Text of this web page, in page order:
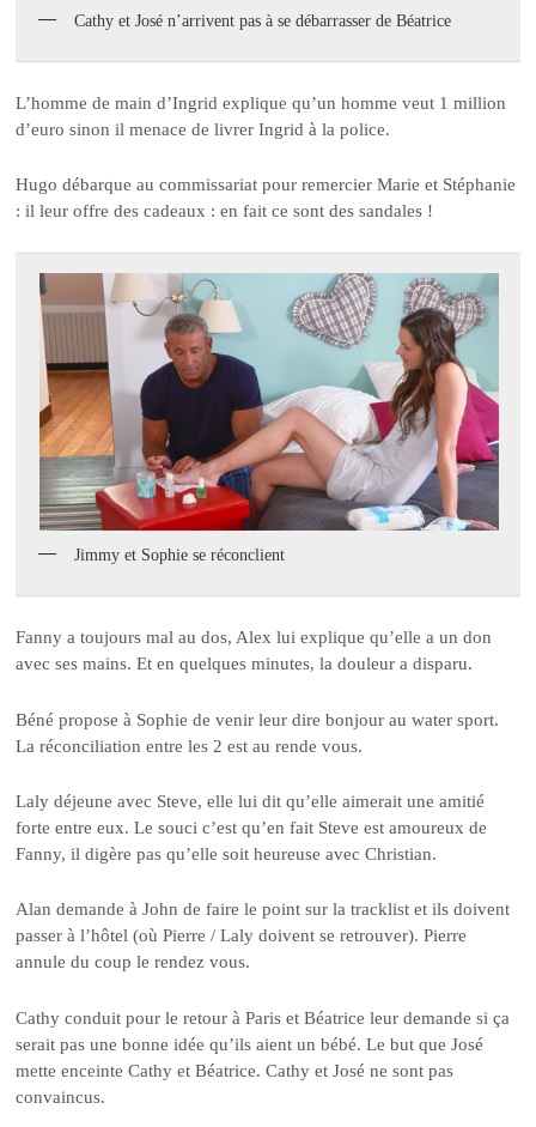
Cathy et José n’arrivent pas à se débarrasser de Béatrice
L’homme de main d’Ingrid explique qu’un homme veut 1 million
d’euro sinon il menace de livrer Ingrid à la police.
Hugo débarque au commissariat pour remercier Marie et Stéphanie
: il leur offre des cadeaux : en fait ce sont des sandales !
Jimmy et Sophie se réconclient
Fanny a toujours mal au dos, Alex lui explique qu’elle a un don
avec ses mains. Et en quelques minutes, la douleur a disparu.
Béné propose à Sophie de venir leur dire bonjour au water sport.
La réconciliation entre les 2 est au rende vous.
Laly déjeune avec Steve, elle lui dit qu’elle aimerait une amitié
forte entre eux. Le souci c’est qu’en fait Steve est amoureux de
Fanny, il digère pas qu’elle soit heureuse avec Christian.
Alan demande à John de faire le point sur la tracklist et ils doivent
passer à l’hôtel (où Pierre / Laly doivent se retrouver). Pierre
annule du coup le rendez vous.
Cathy conduit pour le retour à Paris et Béatrice leur demande si ça
serait pas une bonne idée qu’ils aient un bébé. Le but que José
mette enceinte Cathy et Béatrice. Cathy et José ne sont pas
convaincus.